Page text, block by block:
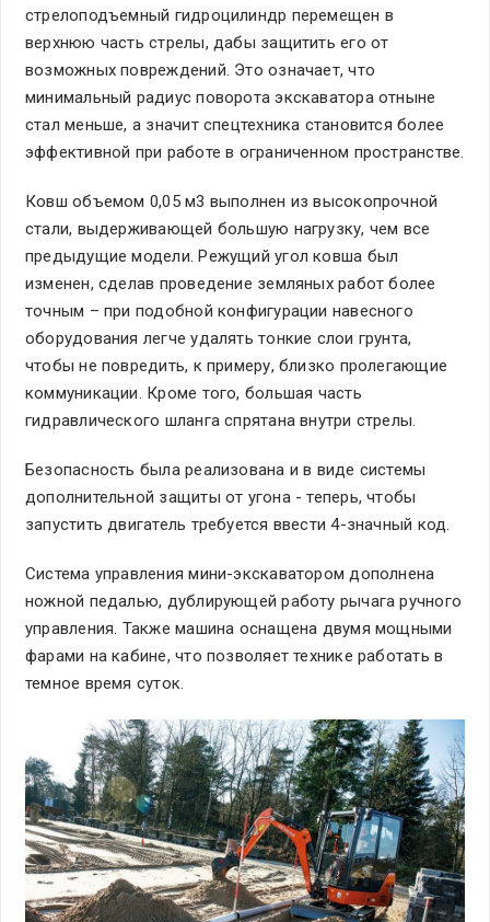
стрелоподъемный гидроцилиндр перемещен в
верхнюю часть стрелы, дабы защитить его от
возможных повреждений. Это означает, что
минимальный радиус поворота экскаватора отныне
стал меньше, а значит спецтехника становится более
эффективной при работе в ограниченном пространстве.
Ковш объемом 0,05 м3 выполнен из высокопрочной
стали, выдерживающей большую нагрузку, чем все
предыдущие модели. Режущий угол ковша был
изменен, сделав проведение земляных работ более
точным – при подобной конфигурации навесного
оборудования легче удалять тонкие слои грунта,
чтобы не повредить, к примеру, близко пролегающие
коммуникации. Кроме того, большая часть
гидравлического шланга спрятана внутри стрелы.
Безопасность была реализована и в виде системы
дополнительной защиты от угона - теперь, чтобы
запустить двигатель требуется ввести 4-значный код.
Система управления мини-экскаватором дополнена
ножной педалью, дублирующей работу рычага ручного
управления. Также машина оснащена двумя мощными
фарами на кабине, что позволяет технике работать в
темное время суток.